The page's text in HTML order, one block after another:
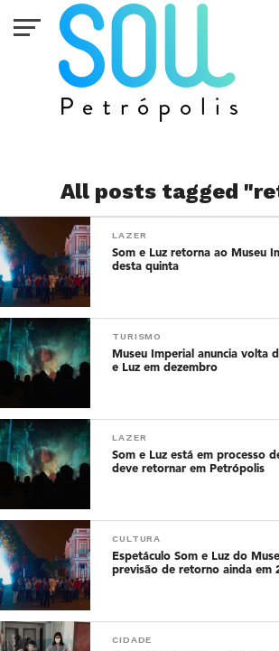
All posts tagged
LAZER
Som e Luz retorna ao Museu
desta quinta
TURISMO
Museu Imperial anuncia volta
e Luz em dezembro
LAZER
Som e Luz está em processo
deve retornar em Petrópolis
CULTURA
Espetáculo Som e Luz do
previsão de retorno ainda em
CIDADE